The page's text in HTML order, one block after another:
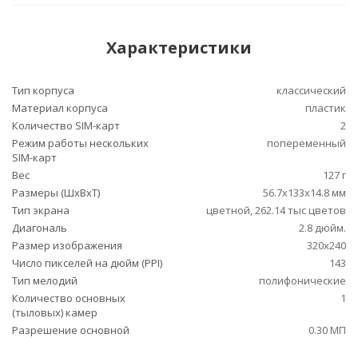
Характеристики
Тип корпуса
классический
Материал корпуса
пластик
Количество SIM-карт
2
Режим работы нескольких
SIM-карт
попеременный
Вес
127 г
Размеры (ШxВxТ)
56.7x133x14.8 мм
Тип экрана
цветной, 262.14 тыс цветов
Диагональ
2.8 дюйм.
Размер изображения
320x240
Число пикселей на дюйм (PPI)
143
Тип мелодий
полифонические
Количество основных
(тыловых) камер
1
Разрешение основной
0.30 МП